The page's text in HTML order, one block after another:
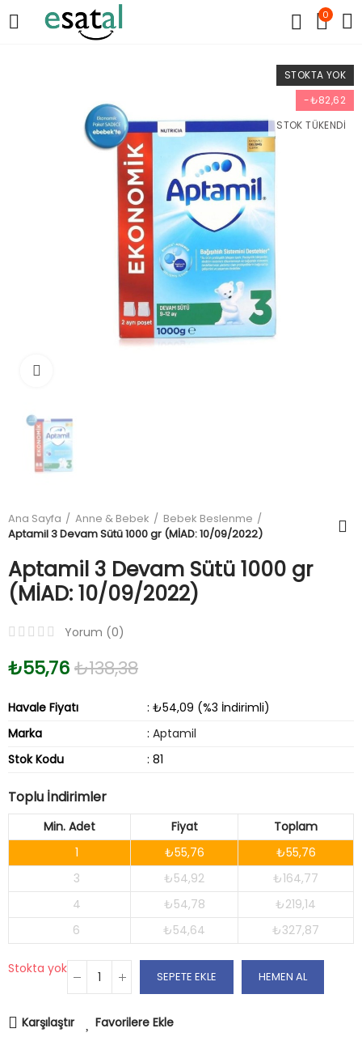
0
STOKTA YOK
-₺82,62
STOK TÜKENDI
Ana Sayfa Anne & Bebek
Bebek Beslenme
Aptamil 3 Devam Sütü 1000 gr (MİAD: 10/09/2022)
Aptamil 3 Devam Sütü 1000 gr
(MİAD: 10/09/2022)
Yorum (0)
₺55,76₺138,38
Havale Fiyatı
: ₺54,09 (%3 İndirimli)
Marka
: Aptamil
Stok Kodu
: 81
Toplu İndirimler
Min. Adet Fiyat
Toplam
1
₺55,76
₺55,76
3
₺54,92
₺164,77
4
₺54,78
₺219,14
6
₺54,64 ₺327,87
Stokta yok
SEPETE EKLE HEMEN AL
Karşılaştır Favorilere Ekle